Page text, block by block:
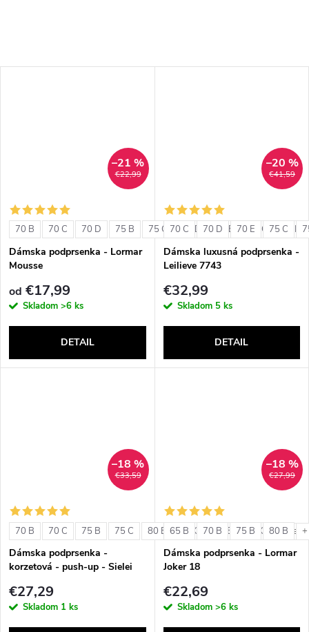
€22,99
–21 %
70 B 70 C 70 D 75 B 75 C 75 D 80 B 80 C 80 D
Dámska podprsenka - Lormar
Mousse
od €17,99
Skladom >6 ks
DETAIL
€41,59
–20 %
70 C 70 D 70 E 75 C
Dámska luxusná podprsenka -
Leilieve 7743
€32,99
Skladom 5 ks
DETAIL
€33,59
–18 %
70 B 70 C 75 B 75 C 80 B 80 C 85 B 85 C +
Dámska podprsenka -
korzetová - push-up - Sielei
€27,29
Skladom 1 ks
€27,99
–18 %
65 B 70 B 75 B 80 B
Dámska podprsenka - Lormar
Joker 18
€22,69
Skladom >6 ks